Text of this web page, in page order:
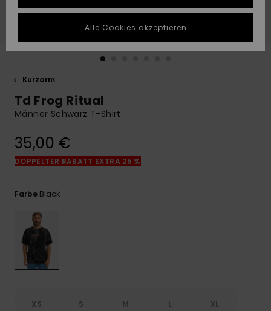
um die
schnellste
Antwort auf Ihre
erhalten.
Finden Sie
unser
Kontaktformular.
QUIKSILVER APP
WUNSCHLISTE
Kurzarm
Td Frog Ritual
Männer Schwarz T-Shirt
35,00 €
DOPPELTER RABATT EXTRA 25 %
Farbe Black
XS S M L XL
Alle Cookies akzeptieren